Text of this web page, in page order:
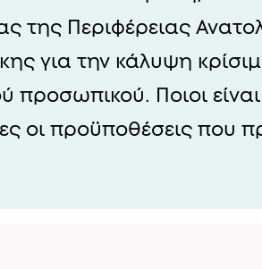
της Περιφέρειας
για την κάλυψη
προσωπικού. Ποιοι είναι
οι προϋποθέσεις που